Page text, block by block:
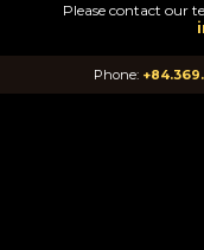
Please contact our
Phone: